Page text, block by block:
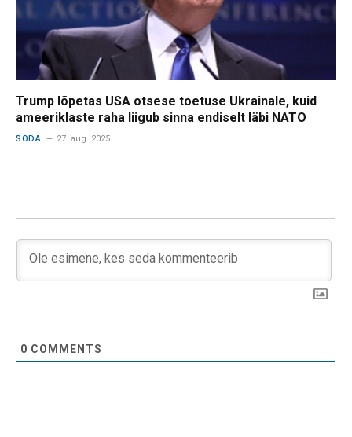
Trump lõpetas USA otsese toetuse Ukrainale, kuid
ameeriklaste raha liigub sinna endiselt läbi NATO
SÕDA 27. aug. 2025
0 COMMENTS